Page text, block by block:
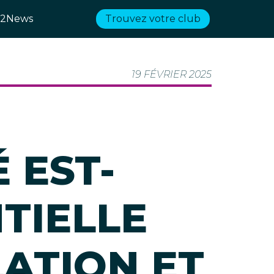
Trouvez votre club
19 FÉVRIER 2025
EST-